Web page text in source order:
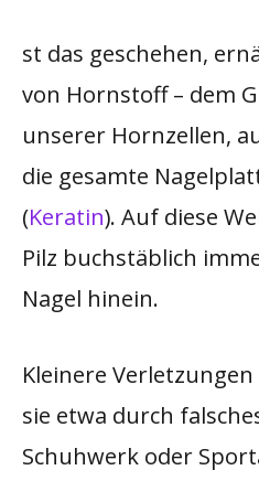
st das geschehen,
von Hornstoff – dem
unserer Hornzellen,
die gesamte
(Keratin). Auf diese
Pilz buchstäblich
Nagel hinein.
Kleinere
sie etwa durch
Schuhwerk oder